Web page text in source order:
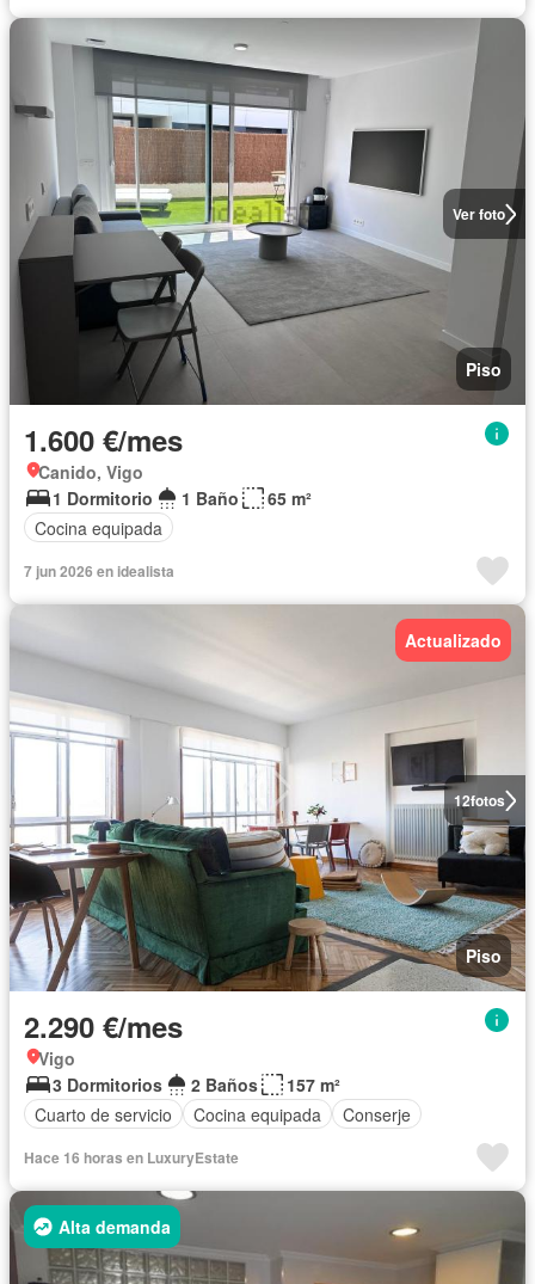
Ver foto
Piso
1.600 €/mes
Canido, Vigo
1 Dormitorio
1 Baño
65 m²
Cocina equipada
7 jun 2026 en idealista
12fotos
Actualizado
Piso
2.290 €/mes
Vigo
3 Dormitorios
2 Baños
157 m²
Cuarto de servicio
Cocina equipada Conserje
Hace 16 horas en LuxuryEstate
Alta demanda